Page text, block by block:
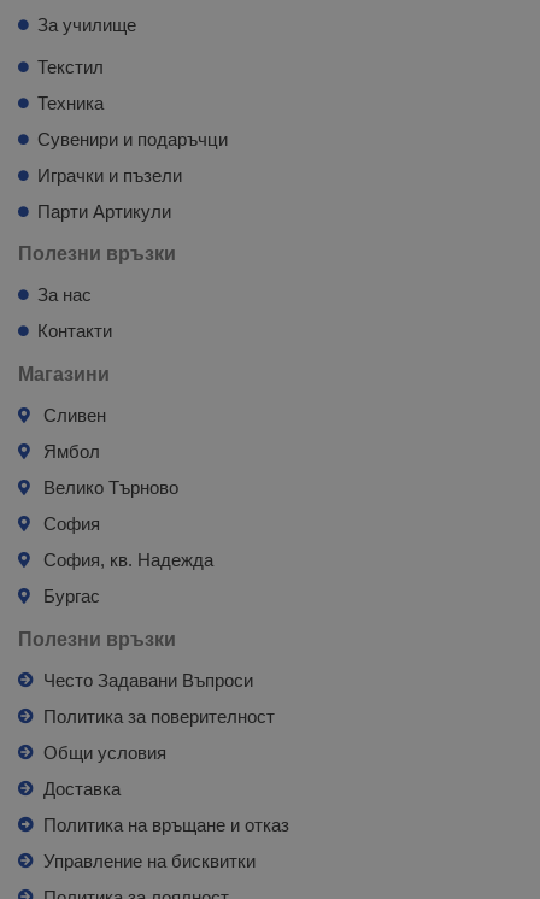
За училище
Текстил
Техника
Сувенири и подаръчци
Играчки и пъзели
Парти Артикули
Полезни връзки
За нас
Контакти
Магазини
Сливен
Ямбол
Велико Търново
София
София, кв. Надежда
Бургас
Полезни връзки
Често Задавани Въпроси
Политика за поверителност
Общи условия
Доставка
Политика на връщане и отказ
Управление на бисквитки